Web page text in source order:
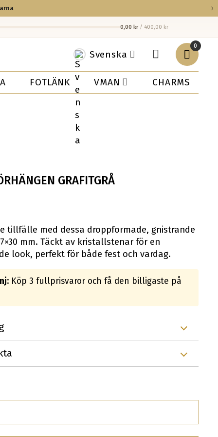
›
0,00 kr / 400,00 kr
Svenska
0
FOTLÄNK VMAN CHARMS
GRAFITGRÅ
tillfälle med dessa droppformade, gnistrande
mm. Täckt av kristallstenar för en
look, perfekt för både fest och vardag.
Köp 3 fullprisvaror och få den billigaste på